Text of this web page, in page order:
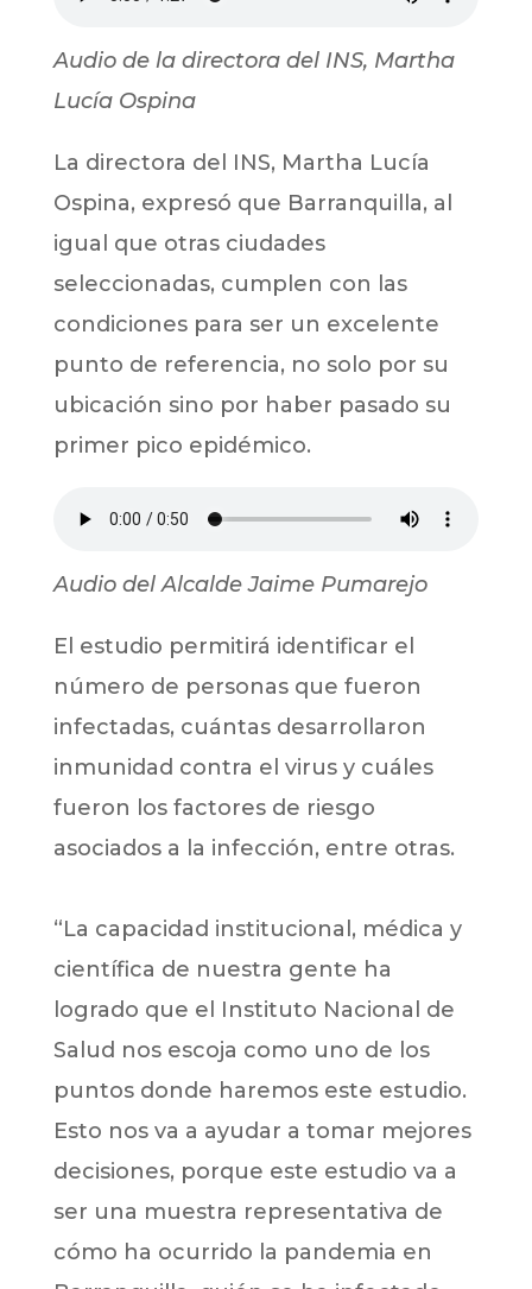
Audio de la directora del INS, Martha
Lucía Ospina
La directora del INS, Martha Lucía
Ospina, expresó que Barranquilla, al
igual que otras ciudades
seleccionadas, cumplen con las
condiciones para ser un excelente
punto de referencia, no solo por su
ubicación sino por haber pasado su
primer pico epidémico.
Audio del Alcalde Jaime Pumarejo
El estudio permitirá identificar el
número de personas que fueron
infectadas, cuántas desarrollaron
inmunidad contra el virus y cuáles
fueron los factores de riesgo
asociados a la infección, entre otras.
“La capacidad institucional, médica y
científica de nuestra gente ha
logrado que el Instituto Nacional de
Salud nos escoja como uno de los
puntos donde haremos este estudio.
Esto nos va a ayudar a tomar mejores
decisiones, porque este estudio va a
ser una muestra representativa de
cómo ha ocurrido la pandemia en